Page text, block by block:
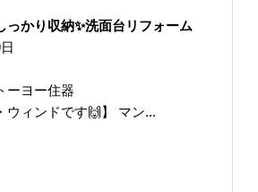
っかり収納✨洗面台リフォーム
ーヨー住器
ウィンドです🙌】 マン...